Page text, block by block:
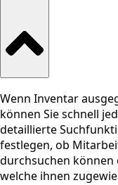
Wenn Inventar
können Sie schnell
detaillierte
festlegen, ob
durchsuchen können
welche ihnen